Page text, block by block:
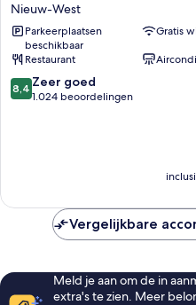
By
Radisson
Amsterdam
City
West
Nieuw-
Nieuw-West
Parkeerplaatsen
beschikbaar
Gratis
Restaurant
8.4
van
8,4 Zeer goed
1.024 beoordelingen
Vergelijkbare
Meld je aan om de in
extra's te zien. Meer